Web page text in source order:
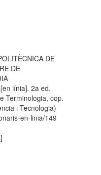
DE
DE
línia]. 2a ed.
Terminologia, cop.
i Tecnologia)
en-linia/149